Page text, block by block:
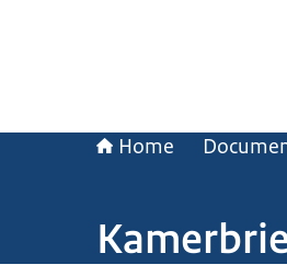
Home